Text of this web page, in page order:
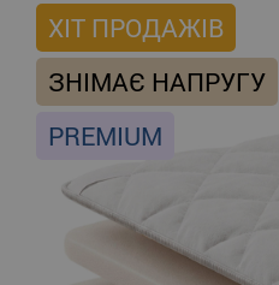
ХІТ ПРОДАЖІВ
ЗНІМАЄ НАПРУГУ
PREMIUM